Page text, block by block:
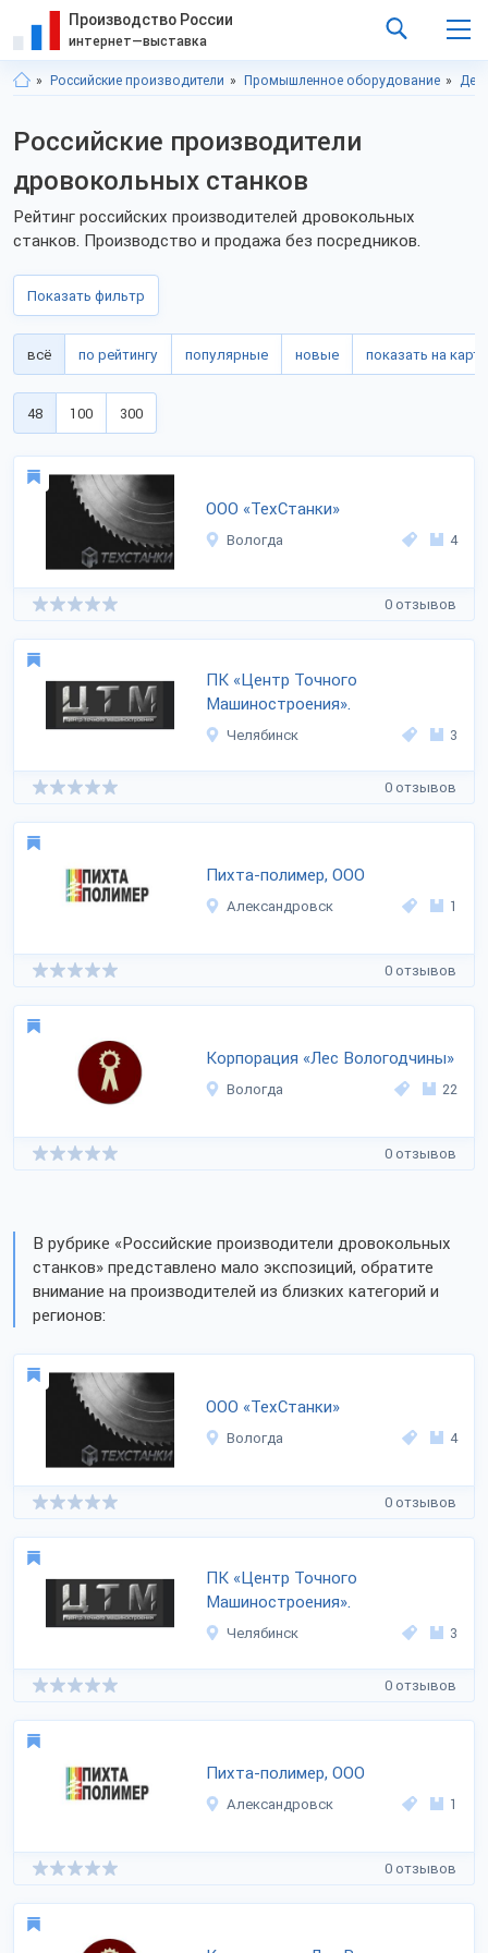
Производство России
интернет—выставка
Российские производители Промышленное оборудование
Российские производители
дровокольных станков
Рейтинг российских производителей дровокольных
станков. Производство и продажа без посредников.
Показать фильтр
всё по рейтингу популярные новые показать на карте
48 100 300
ООО «ТехСтанки»
Вологда 4
0 отзывов
ПК «Центр Точного
Машиностроения».
Челябинск 3
0 отзывов
Пихта-полимер, ООО
Александровск 1
0 отзывов
Корпорация «Лес Вологодчины»
Вологда 22
0 отзывов
В рубрике «Российские производители дровокольных
станков» представлено мало экспозиций, обратите
внимание на производителей из близких категорий и
регионов:
ООО «ТехСтанки»
Вологда 4
0 отзывов
ПК «Центр Точного
Машиностроения».
Челябинск 3
0 отзывов
Пихта-полимер, ООО
Александровск 1
0 отзывов